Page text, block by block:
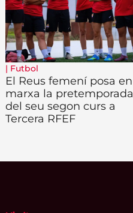
| Futbol
El Reus femení posa en
marxa la pretemporada
del seu segon curs a
Tercera RFEF